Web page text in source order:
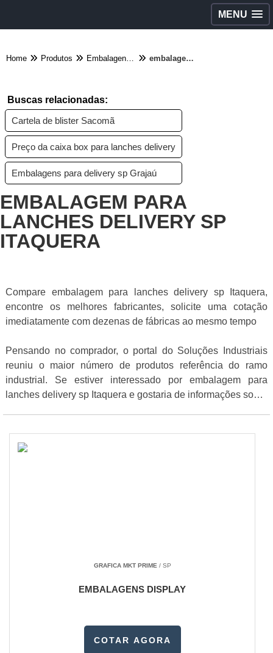
MENU
Home Produtos Embalagens diversas - Categoria embalagem para lanches delivery sp Itaquera
Buscas relacionadas:
Cartela de blister Sacomã
Preço da caixa box para lanches delivery
Embalagens para delivery sp Grajaú
EMBALAGEM PARA
LANCHES DELIVERY SP
ITAQUERA
Compare embalagem para lanches delivery sp Itaquera,
encontre os melhores fabricantes, solicite uma cotação
imediatamente com dezenas de fábricas ao mesmo tempo
Pensando no comprador, o portal do Soluções Industriais
reuniu o maior número de produtos referência do ramo
industrial. Se estiver interessado por embalagem para
lanches delivery sp Itaquera e gostaria de informações sobre
GRAFICA MKT PRIME/ SP
EMBALAGENS DISPLAY
COTAR AGORA